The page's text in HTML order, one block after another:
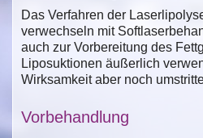
Das Verfahren der
verwechseln mit
auch zur Vorbereitung des
Liposuktionen äußerlich
Wirksamkeit aber noch
Vorbehandlung